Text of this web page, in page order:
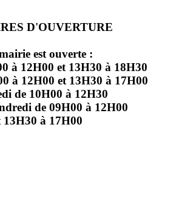
D'OUVERTURE
est ouverte :
à 12H00 et 13H30 à 18H30
à 12H00 et 13H30 à 17H00
de 10H00 à 12H30
de 09H00 à 12H00
13H30 à 17H00